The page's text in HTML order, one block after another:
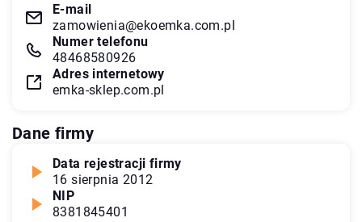
E-mail
zamowienia@ekoemka.com.pl
Numer telefonu
48468580926
Adres internetowy
emka-sklep.com.pl
Dane firmy
Data rejestracji firmy
16 sierpnia 2012
NIP
8381845401